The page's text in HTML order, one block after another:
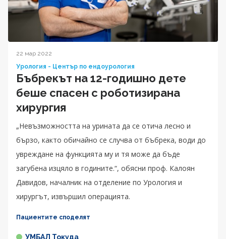
22 мар 2022
Урология - Център по ендоурология
Бъбрекът на 12-годишно дете
беше спасен с роботизирана
хирургия
„Невъзможността на урината да се отича лесно и
бързо, както обичайно се случва от бъбрека, води до
увреждане на функцията му и тя може да бъде
загубена изцяло в годините.“, обясни проф. Калоян
Давидов, началник на отделение по Урология и
хирургът, извършил операцията.
Пациентите споделят
УМБАЛ Токуда